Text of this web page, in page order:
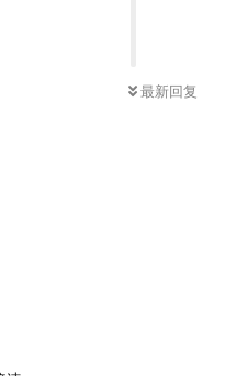
最新回复